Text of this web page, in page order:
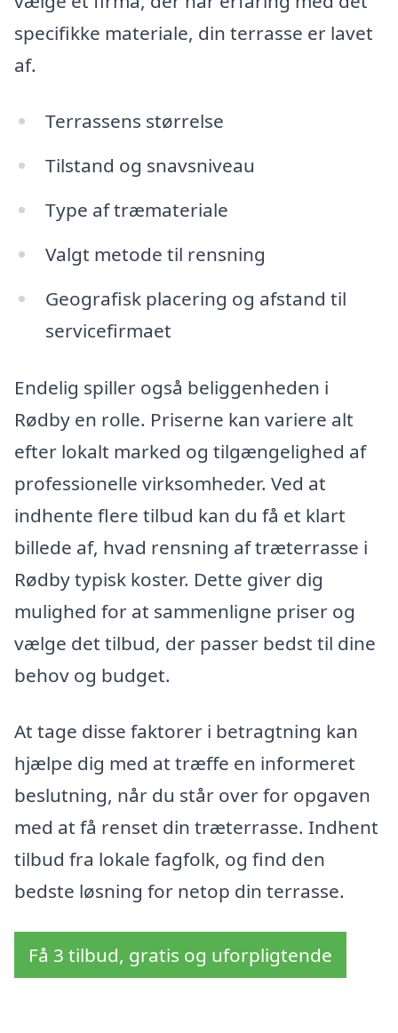
specifikke materiale, din terrasse er lavet
af.
Terrassens størrelse
Tilstand og snavsniveau
Type af træmateriale
Valgt metode til rensning
Geografisk placering og afstand til
servicefirmaet
Endelig spiller også beliggenheden i
Rødby en rolle. Priserne kan variere alt
efter lokalt marked og tilgængelighed af
professionelle virksomheder. Ved at
indhente flere tilbud kan du få et klart
billede af, hvad rensning af træterrasse i
Rødby typisk koster. Dette giver dig
mulighed for at sammenligne priser og
vælge det tilbud, der passer bedst til dine
behov og budget.
At tage disse faktorer i betragtning kan
hjælpe dig med at træffe en informeret
beslutning, når du står over for opgaven
med at få renset din træterrasse. Indhent
tilbud fra lokale fagfolk, og find den
bedste løsning for netop din terrasse.
Få 3 tilbud, gratis og uforpligtende